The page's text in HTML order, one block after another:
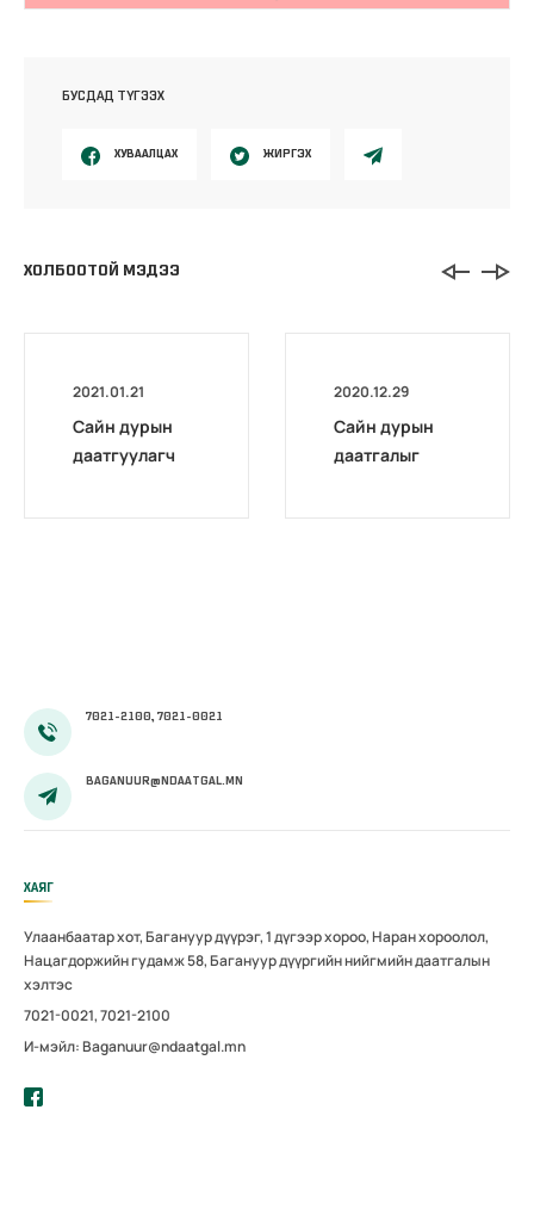
БУСДАД ТҮГЭЭХ
ХУВААЛЦАХ ЖИРГЭХ
ХОЛБООТОЙ МЭДЭЭ
2021.01.21
Сайн дурын
даатгуулагч
2020.12.29
Сайн дурын
даатгалыг
7021-2100, 7021-0021
BAGANUUR@NDAATGAL.MN
ХАЯГ
Улаанбаатар хот, Багануур дүүрэг, 1 дүгээр хороо, Наран хороолол,
Нацагдоржийн гудамж 58, Багануур дүүргийн нийгмийн даатгалын
хэлтэс
7021-0021, 7021-2100
И-мэйл: Baganuur@ndaatgal.mn